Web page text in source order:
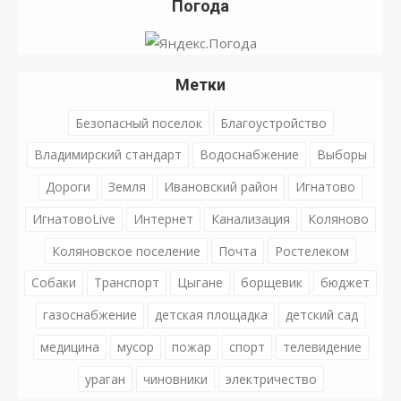
Погода
Метки
Безопасный поселок
Благоустройство
Владимирский стандарт
Водоснабжение
Выборы
Дороги
Земля Ивановский район
Игнатово
ИгнатовоLive
Интернет Канализация
Коляново
Коляновское поселение
Почта
Ростелеком
Собаки
Транспорт Цыгане борщевик
бюджет
газоснабжение
детская площадка
детский сад
медицина
мусор пожар спорт
телевидение
ураган
чиновники электричество